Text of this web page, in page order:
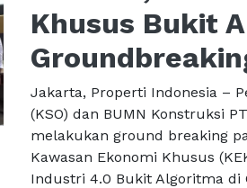
Khusus Bukit
Jakarta, Properti Indonesia –
(KSO) dan BUMN Konstruksi
melakukan ground breaking
Kawasan Ekonomi Khusus
Industri 4.0 Bukit Algoritma di